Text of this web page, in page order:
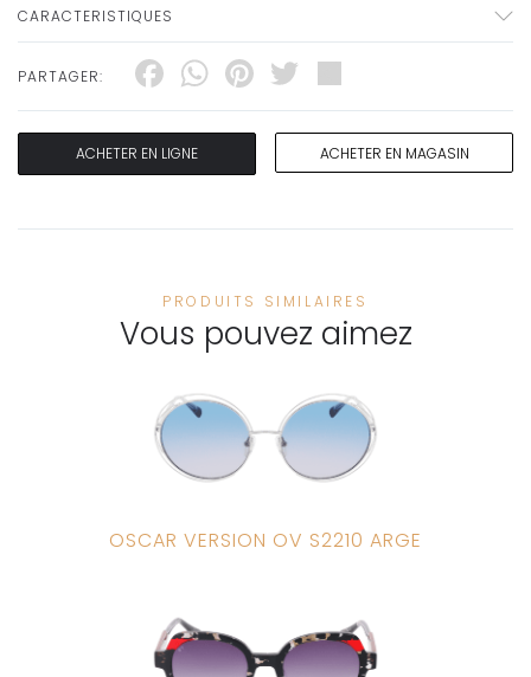
CARACTERISTIQUES
PARTAGER: Facebook
WhatsApp
Pinterest
Twitter
ACHETER EN LIGNE ACHETER EN MAGASIN
PRODUITS SIMILAIRES
Vous pouvez aimez
OSCAR VERSION OV S2210 ARGE